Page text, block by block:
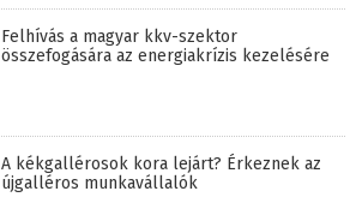
Felhívás a magyar kkv-szektor
összefogására az energiakrízis kezelésére
A kékgallérosok kora lejárt? Érkeznek az
újgalléros munkavállalók